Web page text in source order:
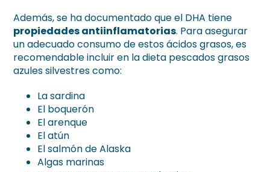
Además, se ha documentado que el DHA tiene
propiedades antiinflamatorias. Para asegurar
un adecuado consumo de estos ácidos grasos, es
recomendable incluir en la dieta pescados grasos
azules silvestres como:
La sardina
El boquerón
El arenque
El atún
El salmón de Alaska
Algas marinas